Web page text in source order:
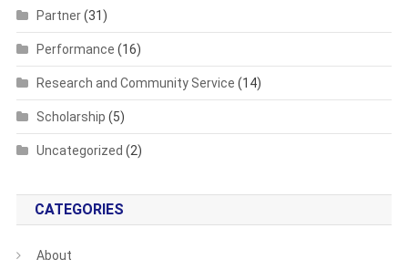
Partner(31)
Performance (16)
Research and Community Service (14)
Scholarship (5)
Uncategorized (2)
CATEGORIES
About